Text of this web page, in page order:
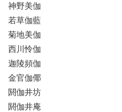
神野美伽
若草伽藍
菊地美伽
西川怜伽
迦陵頻伽
金官伽倻
閼伽井坊
閼伽井庵